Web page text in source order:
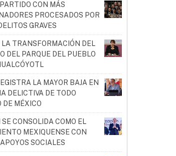
CON MÁS
PROCESADOS POR
GRAVES
TRANSFORMACIÓN DEL
DEL PARQUE DEL PUEBLO
LA MAYOR BAJA EN
DELICTIVA DE TODO
DE MÉXICO
CONSOLIDA COMO EL
MEXIQUENSE CON
SOCIALES